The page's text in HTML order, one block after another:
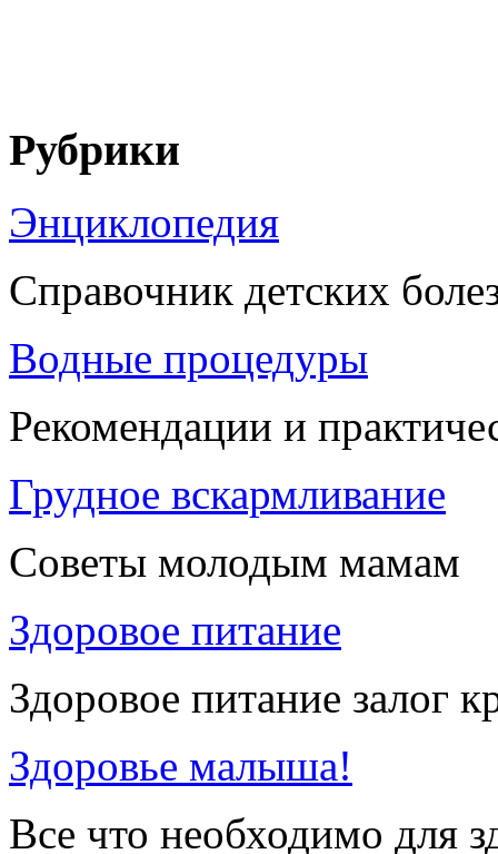
Рубрики
Энциклопедия
Справочник детских
Водные процедуры
Рекомендации и
Грудное вскармливание
Советы молодым мамам
Здоровое питание
Здоровое питание залог
Здоровье малыша!
Все что необходимо для